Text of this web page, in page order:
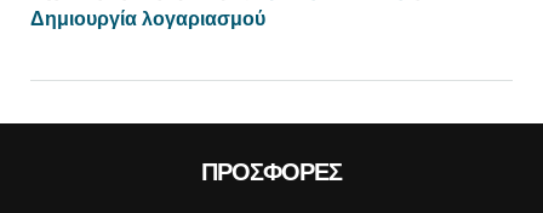
Δημιουργία λογαριασμού
ΠΡΟΣΦΟΡΈΣ